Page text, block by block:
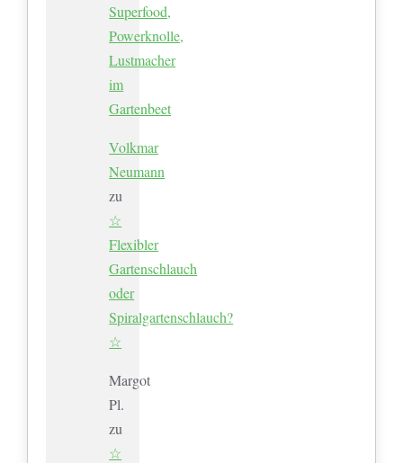
Superfood,
Powerknolle,
Lustmacher
im
Gartenbeet
Volkmar
Neumann
zu
☆
Flexibler
Gartenschlauch
oder
Spiralgartenschlauch?
☆
Margot
Pl.
zu
☆